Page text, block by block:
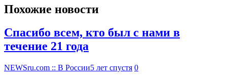
Похожие новости
Спасибо всем, кто был с нами в
течение 21 года
NEWSru.com :: В России5 лет спустя 0